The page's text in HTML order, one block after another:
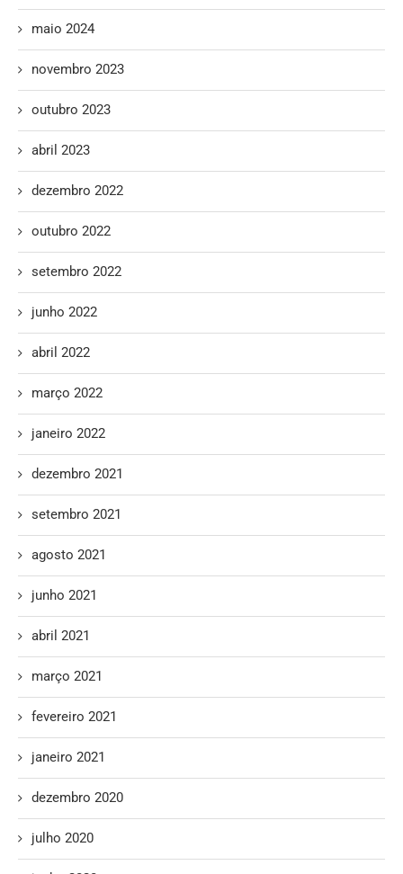
maio 2024
novembro 2023
outubro 2023
abril 2023
dezembro 2022
outubro 2022
setembro 2022
junho 2022
abril 2022
março 2022
janeiro 2022
dezembro 2021
setembro 2021
agosto 2021
junho 2021
abril 2021
março 2021
fevereiro 2021
janeiro 2021
dezembro 2020
julho 2020